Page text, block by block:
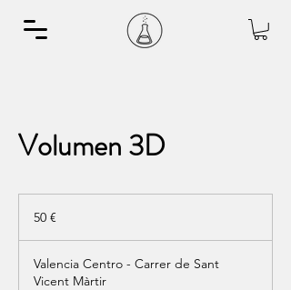
Volumen 3D
50 €
Valencia Centro - Carrer de Sant
Vicent Màrtir